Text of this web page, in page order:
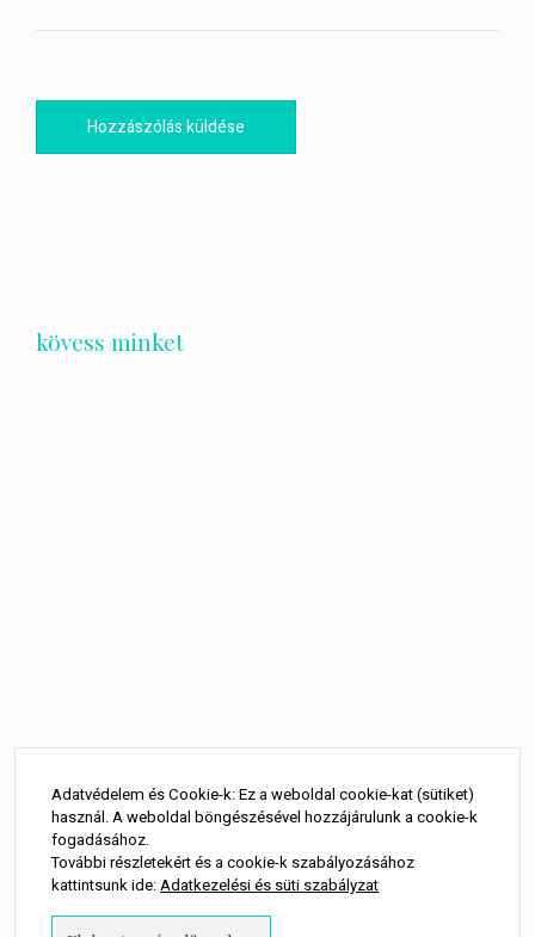
kövess minket
Adatvédelem és Cookie-k: Ez a weboldal cookie-kat (sütiket)
használ. A weboldal böngészésével hozzájárulunk a cookie-k
fogadásához.
További részletekért és a cookie-k szabályozásához
kattintsunk ide:Adatkezelési és süti szabályzat